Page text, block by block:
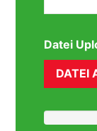
Datei
DATEI